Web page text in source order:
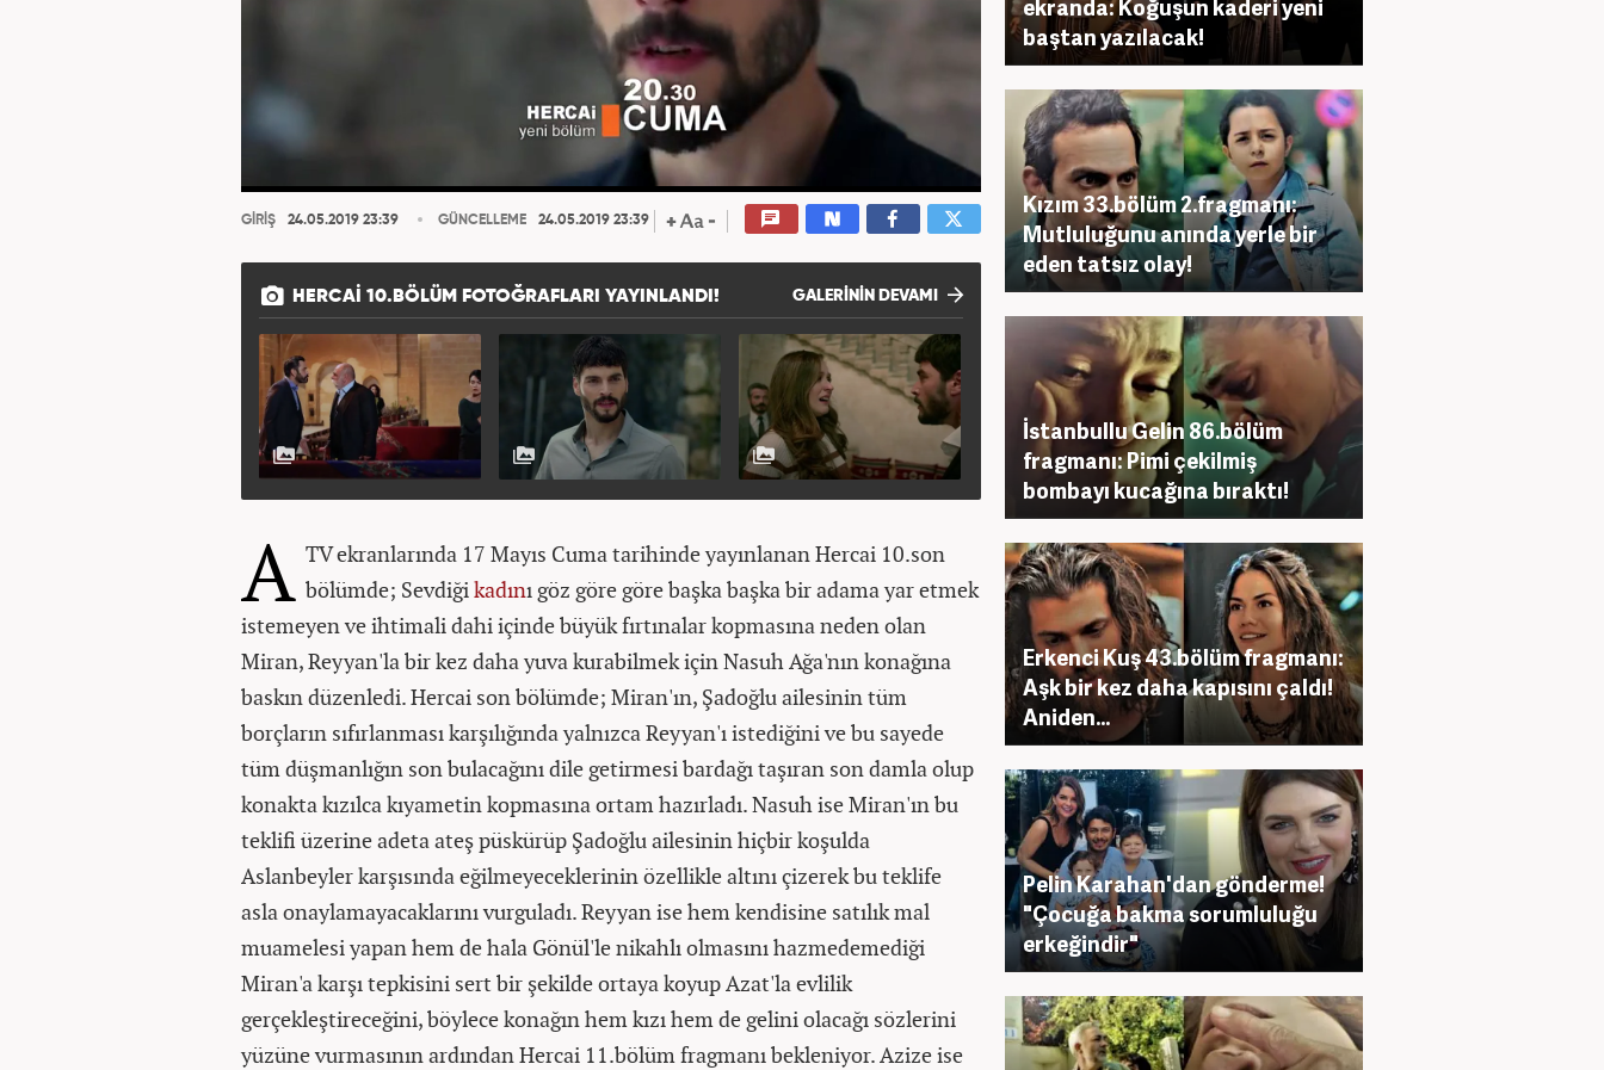
GİRİŞ 24.05.2019 23:39 GÜNCELLEME 24.05.2019 23:39
HERCAI 10.BÖLÜM FOTOĞRAFLARI YAYINLANDI! GALERİNİN DEVAMI
A TV ekranlarında 17 Mayıs Cuma tarihinde yayınlanan Hercai 10.son
bölümde; Sevdiğikadını göz göre göre başka başka bir adama yar etmek
istemeyen ve ihtimali dahi içinde büyük fırtınalar kopmasına neden olan
Miran, Reyyan'la bir kez daha yuva kurabilmek için Nasuh Ağa'nın konağına
baskın düzenledi. Hercai son bölümde; Miran'ın, Şadoğlu ailesinin tüm
borçların sıfırlanması karşılığında yalnızca Reyyan'ı istediğini ve bu sayede
tüm düşmanlığın son bulacağını dile getirmesi bardağı taşıran son damla olup
konakta kızılca kıyametin kopmasına ortam hazırladı. Nasuh ise Miran'ın bu
teklifi üzerine adeta ateş püskürüp Şadoğlu ailesinin hiçbir koşulda
Aslanbeyler karşısında eğilmeyeceklerinin özellikle altını çizerek bu teklife
asla onaylamayacaklarını vurguladı. Reyyan ise hem kendisine satılık mal
muamelesi yapan hem de hala Gönül'le nikahlı olmasını hazmedemediği
Miran'a karşı tepkisini sert bir şekilde ortaya koyup Azat'la evlilik
gerçekleştireceğini, böylece konağın hem kızı hem de gelini olacağı sözlerini
yüzüne vurmasının ardından Hercai 11.bölüm fragmanı bekleniyor. Azize ise
ekranda: Koğuşun kaderi yeni
baştan yazılacak!
Kızım 33.bölüm 2.fragmanı:
Mutluluğunu anında yerle bir
eden tatsız olay!
İstanbullu Gelin 86.bölüm
fragmanı: Pimi çekilmiş
bombayı kucağına bıraktı!
Erkenci Kuş 43.bölüm fragmanı:
Aşk bir kez daha kapısını çaldı!
Aniden...
Pelin Karahan'dan gönderme!
"Çocuğa bakma sorumluluğu
erkeğindir"